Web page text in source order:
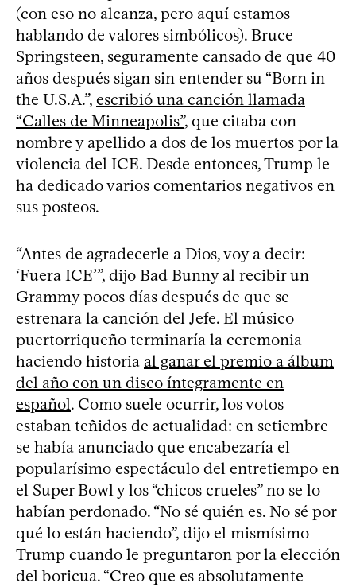
(con eso no alcanza, pero aquí estamos
hablando de valores simbólicos). Bruce
Springsteen, seguramente cansado de que 40
años después sigan sin entender su “Born in
the U.S.A.”, escribió una canción llamada
“Calles de Minneapolis”, que citaba con
nombre y apellido a dos de los muertos por la
violencia del ICE. Desde entonces, Trump le
ha dedicado varios comentarios negativos en
sus posteos.
“Antes de agradecerle a Dios, voy a decir:
‘Fuera ICE’”, dijo Bad Bunny al recibir un
Grammy pocos días después de que se
estrenara la canción del Jefe. El músico
puertorriqueño terminaría la ceremonia
haciendo historia al ganar el premio a álbum
del año con un disco íntegramente en
español. Como suele ocurrir, los votos
estaban teñidos de actualidad: en setiembre
se había anunciado que encabezaría el
popularísimo espectáculo del entretiempo en
el Super Bowl y los “chicos crueles” no se lo
habían perdonado. “No sé quién es. No sé por
qué lo están haciendo”, dijo el mismísimo
Trump cuando le preguntaron por la elección
del boricua. “Creo que es absolutamente